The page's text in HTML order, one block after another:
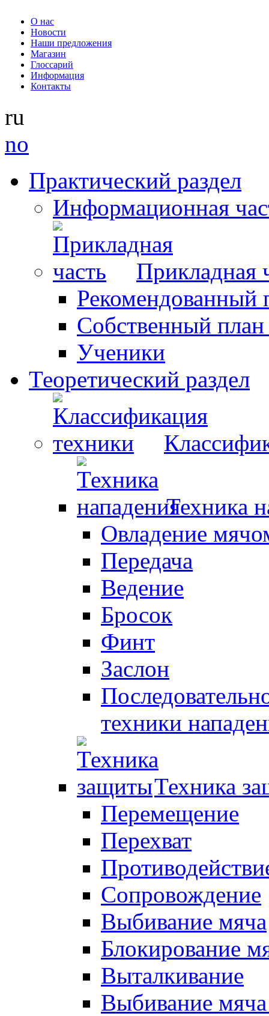
О нас
Новости
Наши предложения
Магазин
Глоссарий
Информация
Контакты
ru
no
Практический раздел
Информационная
Прикладная
Рекомендованный
Собственный
Ученики
Теоретический раздел
Техника
Овладение
Передача
Ведение
Бросок
Финт
Заслон
техники
Техника
Перемещение
Перехват
Сопровождение
Выбивание мяча
Блокирование
Выталкивание
Выбивание